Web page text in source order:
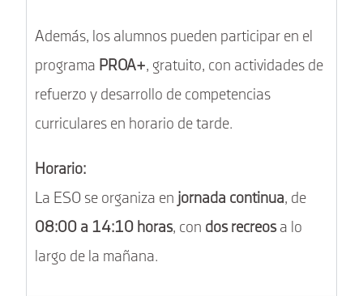
Además, los alumnos pueden participar en el
programa PROA+, gratuito, con actividades de
refuerzo y desarrollo de competencias
curriculares en horario de tarde.
Horario:
La ESO se organiza en jornada continua, de
08:00 a 14:10 horas, con dos recreosa lo
largo de la mañana.